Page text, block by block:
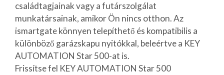
családtagjainak vagy a futárszolgálat
munkatársainak, amikor Ön nincs otthon. Az
ismartgate könnyen telepíthető és kompatibilis a
különböző garázskapu nyitókkal, beleértve a KEY
AUTOMATION Star 500-at is.
Frissítse fel KEY AUTOMATION Star 500